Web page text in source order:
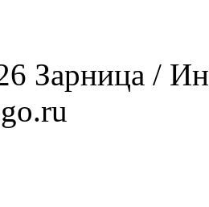
Зарница /